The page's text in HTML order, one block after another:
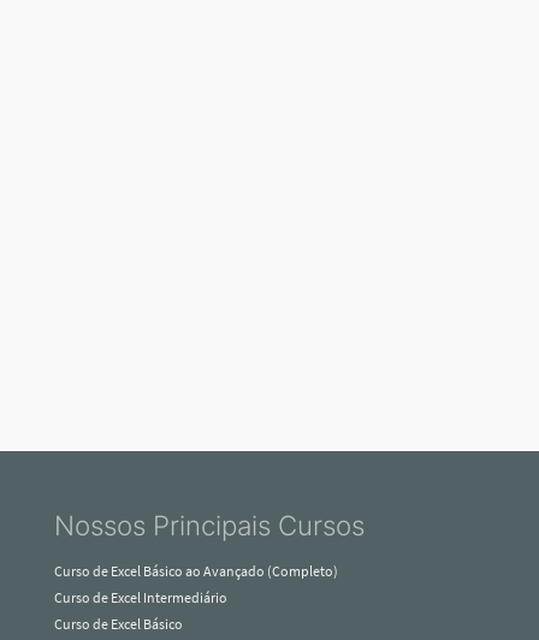
Nossos Principais Cursos
Curso de Excel Básico ao Avançado (Completo)
Curso de Excel Intermediário
Curso de Excel Básico